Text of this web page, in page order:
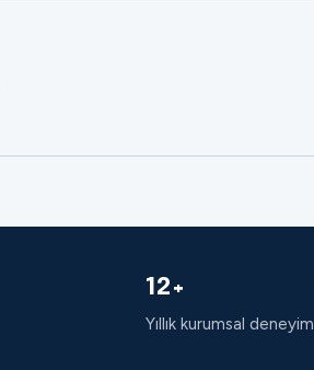
12+
Yıllık kurumsal deneyim